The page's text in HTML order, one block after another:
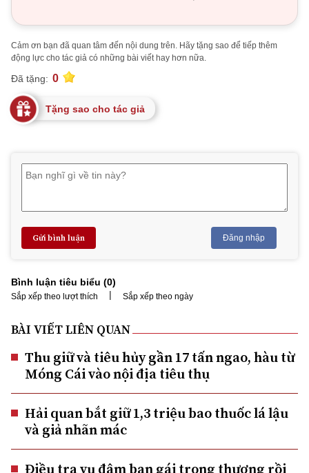
Cảm ơn bạn đã quan tâm đến nội dung trên. Hãy tặng sao để tiếp thêm
động lực cho tác giả có những bài viết hay hơn nữa.
Đã tặng: 0
Tặng sao cho tác giả
Gửi bình luận Đăng nhập
Bình luận tiêu biểu (0)
Sắp xếp theo lượt thích | Sắp xếp theo ngày
BÀI VIẾT LIÊN QUAN
Thu giữ và tiêu hủy gần 17 tấn ngao, hàu từ
Móng Cái vào nội địa tiêu thụ
Hải quan bắt giữ 1,3 triệu bao thuốc lá lậu
và giả nhãn mác
Điều tra vụ đâm bạn gái trọng thương rồi